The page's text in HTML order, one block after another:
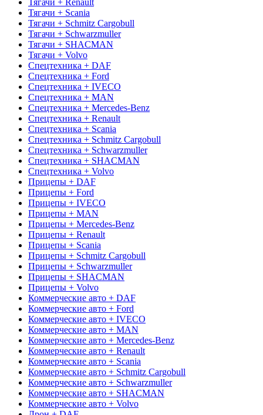
Тягачи + Scania
Тягачи + Schmitz Cargobull
Тягачи + Schwarzmuller
Тягачи + SHACMAN
Тягачи + Volvo
Спецтехника + DAF
Спецтехника + Ford
Спецтехника + IVECO
Спецтехника + MAN
Спецтехника + Mercedes-Benz
Спецтехника + Renault
Спецтехника + Scania
Спецтехника + Schmitz Cargobull
Спецтехника + Schwarzmuller
Спецтехника + SHACMAN
Спецтехника + Volvo
Прицепы + DAF
Прицепы + Ford
Прицепы + IVECO
Прицепы + MAN
Прицепы + Mercedes-Benz
Прицепы + Renault
Прицепы + Scania
Прицепы + Schmitz Cargobull
Прицепы + Schwarzmuller
Прицепы + SHACMAN
Прицепы + Volvo
Коммерческие авто + DAF
Коммерческие авто + Ford
Коммерческие авто + IVECO
Коммерческие авто + MAN
Коммерческие авто + Mercedes-Benz
Коммерческие авто + Renault
Коммерческие авто + Scania
Коммерческие авто + Schmitz Cargobull
Коммерческие авто + Schwarzmuller
Коммерческие авто + SHACMAN
Коммерческие авто + Volvo